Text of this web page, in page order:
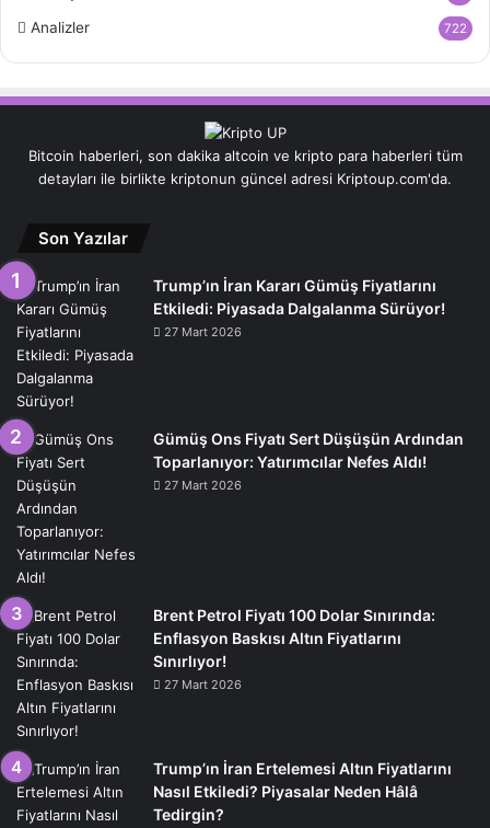
Analizler 722
Bitcoin haberleri, son dakika altcoin ve kripto para haberleri tüm
detayları ile birlikte kriptonun güncel adresi Kriptoup.com'da.
Son Yazılar
Trump’ın İran Kararı Gümüş Fiyatlarını
Etkiledi: Piyasada Dalgalanma Sürüyor!
27 Mart 2026
Gümüş Ons Fiyatı Sert Düşüşün Ardından
Toparlanıyor: Yatırımcılar Nefes Aldı!
27 Mart 2026
Brent Petrol Fiyatı 100 Dolar Sınırında:
Enflasyon Baskısı Altın Fiyatlarını
Sınırlıyor!
27 Mart 2026
Trump’ın İran Ertelemesi Altın Fiyatlarını
Nasıl Etkiledi? Piyasalar Neden Hâlâ
Tedirgin?